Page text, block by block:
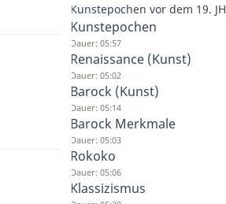
Kunstepochen vor dem 19. JH
Kunstepochen
Dauer: 05:57
Renaissance (Kunst)
Dauer: 05:02
Barock (Kunst)
Dauer: 05:14
Barock Merkmale
Dauer: 05:03
Rokoko
Dauer: 05:06
Klassizismus